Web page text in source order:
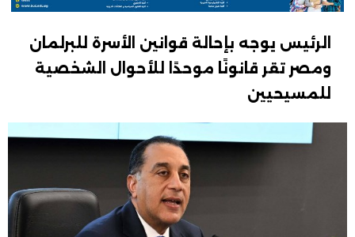
الرئيس يوجه بإحالة قوانين الأسرة للبرلمان
ومصر تقر قانونًا موحدًا للأحوال الشخصية
للمسيحيين